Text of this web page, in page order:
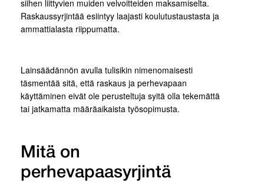
siihen liittyvien muiden velvoitteiden maksamiselta.
Raskaussyrjintää esiintyy laajasti koulutustaustasta ja
ammattialasta riippumatta.
Lainsäädännön avulla tulisikin nimenomaisesti
täsmentää sitä, että raskaus ja perhevapaan
käyttäminen eivät ole perusteltuja syitä olla tekemättä
tai jatkamatta määräaikaista työsopimusta.
Mitä on
perhevapaasyrjintä